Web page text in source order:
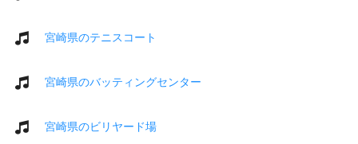
宮崎県のテニスコート
宮崎県のバッティングセンター
宮崎県のビリヤード場